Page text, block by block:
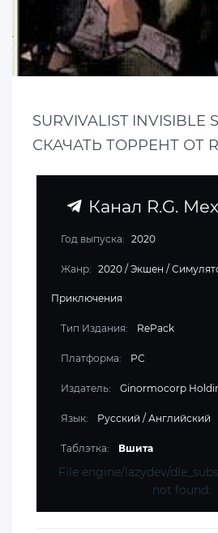
SURVIVALIST INVISIBLE
СКАЧАТЬ ТОРРЕНТ ОТ
Канал R.G.
Год выпуска: 2020
Жанр: 2020 / Экшен /
Приключения
Тип Издания: RePack
Платформа: PC
Издатель: Ginormocorp
Язык: Русский / Английский
Таблэтка: Вшита
File engine/lazydev/
not found.